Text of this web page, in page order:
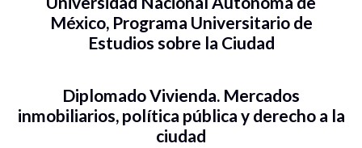
México, Programa Universitario de
Estudios sobre la Ciudad
Diplomado Vivienda. Mercados
inmobiliarios, política pública y derecho a la
ciudad